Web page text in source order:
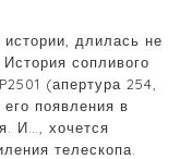
длилась не
сопливого
(апертура 254,
появления в
И…, хочется
телескопа.